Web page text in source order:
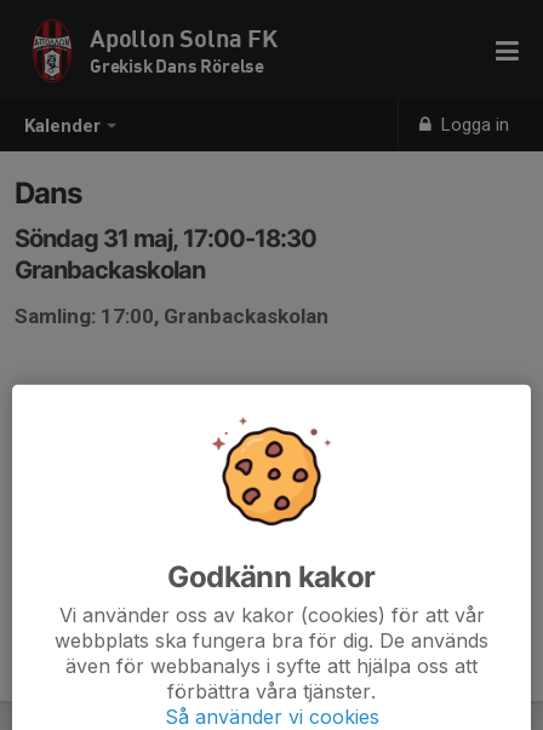
Kalender Logga in
Apollon Solna FK
Grekisk Dans Rörelse
Dans
Söndag 31 maj, 17:00-18:30
Granbackaskolan
Samling: 17:00, Granbackaskolan
Godkänn kakor
Vi använder oss av kakor (cookies) för att vår
webbplats ska fungera bra för dig. De används
även för webbanalys i syfte att hjälpa oss att
förbättra våra tjänster.
Så använder vi cookies